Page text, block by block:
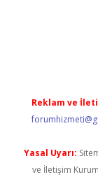
Reklam ve
Yasal Uyarı:
ve İletişim